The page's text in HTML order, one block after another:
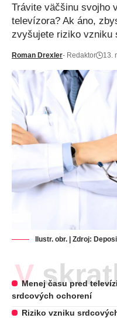
Trávite väčšinu svojho
televízora? Ak áno,
zvyšujete riziko vzniku
Roman Drexler- Redaktor 13.
Ilustr. obr. | Zdroj:
V
Menej času pred
srdcových ochorení
Riziko vzniku